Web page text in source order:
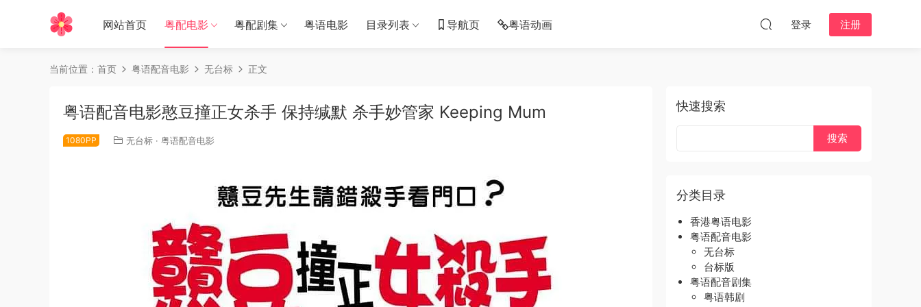
网站首页 粤配电影 粤配剧集 粤语电影 目录列表 导航页 粤语动画 登录 注册
当前位置： 首页 粤语配音电影 无台标 正文
粤语配音电影憨豆撞正女杀手 保持缄默 杀手妙管家 Keeping Mum
1080PP 无台标 · 粤语配音电影
快速搜索
分类目录
香港粤语电影
粤语配音电影
无台标
台标版
粤语配音剧集
粤语韩剧